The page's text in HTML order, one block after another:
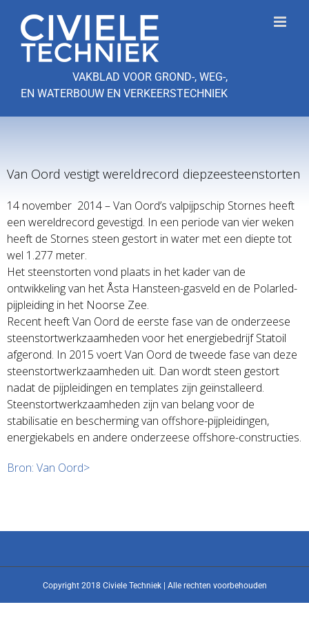
naar
inhoud
VAKBLAD VOOR GROND-, WEG-,
EN WATERBOUW EN VERKEERSTECHNIEK
Van Oord vestigt wereldrecord diepzeesteenstorten
14 november 2014 – Van Oord’s valpijpschip Stornes heeft
een wereldrecord gevestigd. In een periode van vier weken
heeft de Stornes steen gestort in water met een diepte tot
wel 1.277 meter.
Het steenstorten vond plaats in het kader van de
ontwikkeling van het Åsta Hansteen-gasveld en de Polarled-
pijpleiding in het Noorse Zee.
Recent heeft Van Oord de eerste fase van de onderzeese
steenstortwerkzaamheden voor het energiebedrijf Statoil
afgerond. In 2015 voert Van Oord de tweede fase van deze
steenstortwerkzaamheden uit. Dan wordt steen gestort
nadat de pijpleidingen en templates zijn geïnstalleerd.
Steenstortwerkzaamheden zijn van belang voor de
stabilisatie en bescherming van offshore-pijpleidingen,
energiekabels en andere onderzeese offshore-constructies.
Bron: Van Oord>
Copyright 2018 Civiele Techniek | Alle rechten voorbehouden